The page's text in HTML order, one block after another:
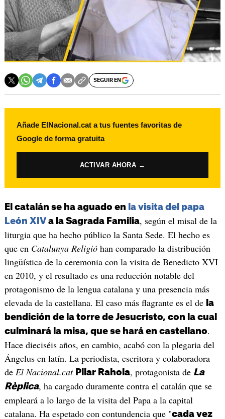
SEGUIR EN
Añade ElNacional.cat a tus fuentes favoritas de
Google de forma gratuita
ACTIVAR AHORA →
El catalán se ha aguado en la visita del papa
León XIVa la Sagrada Familia, según el misal de la
liturgia que ha hecho público la Santa Sede. El hecho es
que en Catalunya Religióhan comparado la distribución
lingüística de la ceremonia con la visita de Benedicto XVI
en 2010, y el resultado es una reducción notable del
protagonismo de la lengua catalana y una presencia más
elevada de la castellana. El caso más flagrante es el de la
bendición de la torre de Jesucristo, con la cual
culminará la misa, que se hará en castellano.
Hace dieciséis años, en cambio, acabó con la plegaria del
Ángelus en latín. La periodista, escritora y colaboradora
de El Nacional.cat Pilar Rahola, protagonista de La
Rèplica, ha cargado duramente contra el catalán que se
empleará a lo largo de la visita del Papa a la capital
catalana. Ha espetado con contundencia que "cada vez